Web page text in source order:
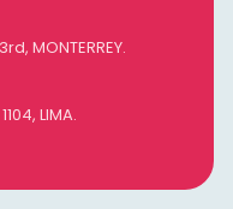
MONTERREY.
LIMA.